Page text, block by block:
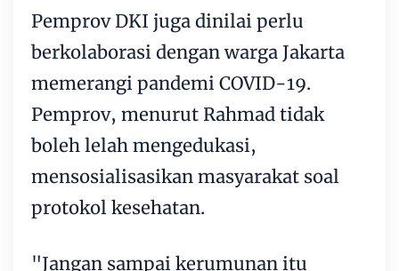
Pemprov DKI juga dinilai perlu
berkolaborasi dengan warga Jakarta
memerangi pandemi COVID-19.
Pemprov, menurut Rahmad tidak
boleh lelah mengedukasi,
mensosialisasikan masyarakat soal
protokol kesehatan.
"Jangan sampai kerumunan itu